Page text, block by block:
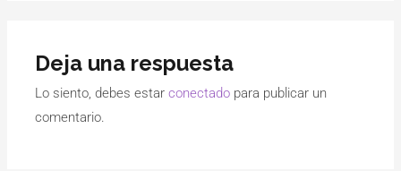
Deja una respuesta
Lo siento, debes estarconectado para publicar un
comentario.